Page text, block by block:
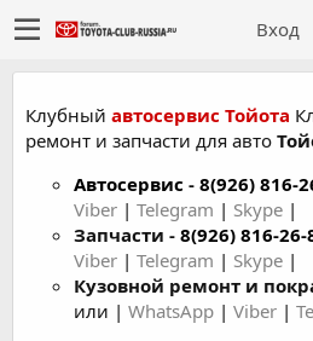
Вход
Клубный автосервис Тойота
ремонт и запчасти для авто
Автосервис - 8(926) 816-
Viber | Telegram | Skype |
Запчасти - 8(926) 816-26-
Viber | Telegram | Skype |
Кузовной ремонт и
или | WhatsApp | Viber |